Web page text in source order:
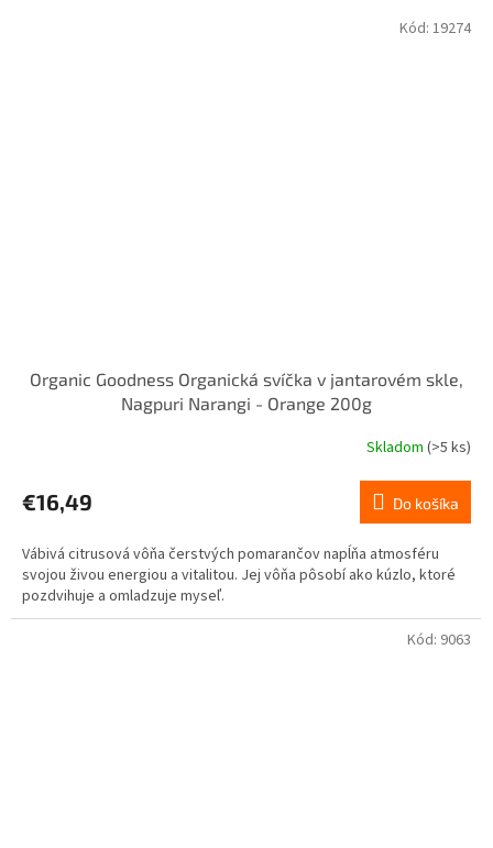
Organic Goodness Organická svíčka v jantarovém skle,
Nagpuri Narangi - Orange 200g
Skladom (>5 ks)
€16,49 Do košíka
Vábivá citrusová vôňa čerstvých pomarančov napĺňa atmosféru
svojou živou energiou a vitalitou. Jej vôňa pôsobí ako kúzlo, ktoré
pozdvihuje a omladzuje myseľ.
Kód: 19274
Kód: 9063